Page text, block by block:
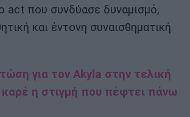
act που συνδύασε δυναμισμό,
και έντονη συναισθηματική
για τον Akyla στην τελική
η στιγμή που πέφτει πάνω